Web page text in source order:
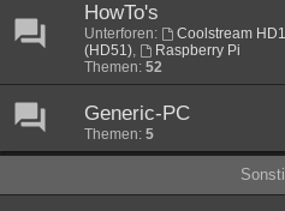
HowTo's
Unterforen: Coolstream HD1
(HD51),
Raspberry Pi
Themen: 52
Generic-PC
Themen: 5